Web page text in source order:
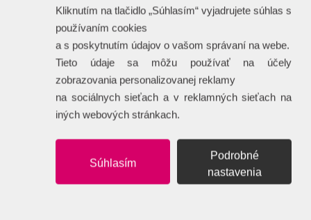
Kliknutím na tlačidlo „Súhlasím“ vyjadrujete súhlas s
používaním cookies
a s poskytnutím údajov o vašom správaní na webe.
Tieto údaje sa môžu používať na účely
zobrazovania personalizovanej reklamy
na sociálnych sieťach a v reklamných sieťach na
iných webových stránkach.
Súhlasím
Podrobné
nastavenia